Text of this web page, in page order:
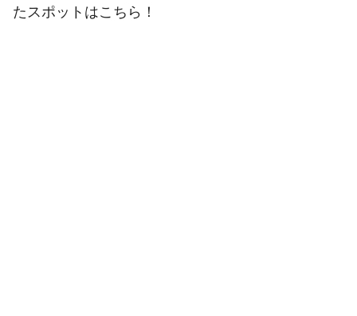
たスポットはこちら！